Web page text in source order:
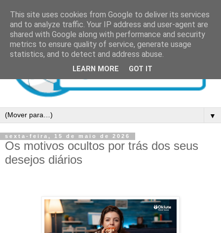
▼
sexta-feira, 15 de maio de 2026
Os motivos ocultos por trás dos seus
desejos diários
This site uses cookies from Google to deliver its services
and to analyze traffic. Your IP address and user-agent are
shared with Google along with performance and security
metrics to ensure quality of service, generate usage
statistics, and to detect and address abuse.
LEARN MORE GOT IT